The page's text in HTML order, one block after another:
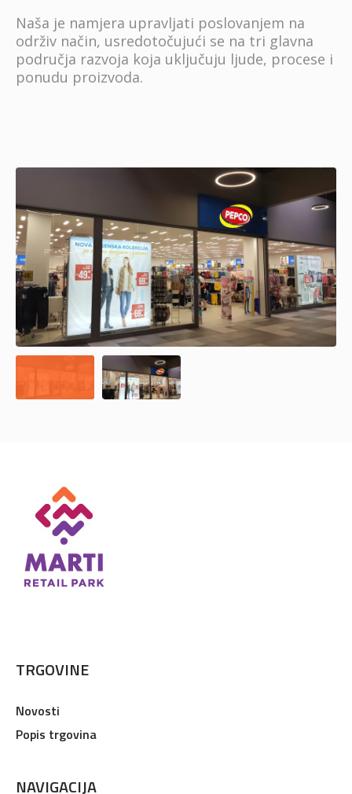
Naša je namjera upravljati poslovanjem na
održiv način, usredotočujući se na tri glavna
područja razvoja koja uključuju ljude, procese i
ponudu proizvoda.
TRGOVINE
Novosti
Popis trgovina
NAVIGACIJA